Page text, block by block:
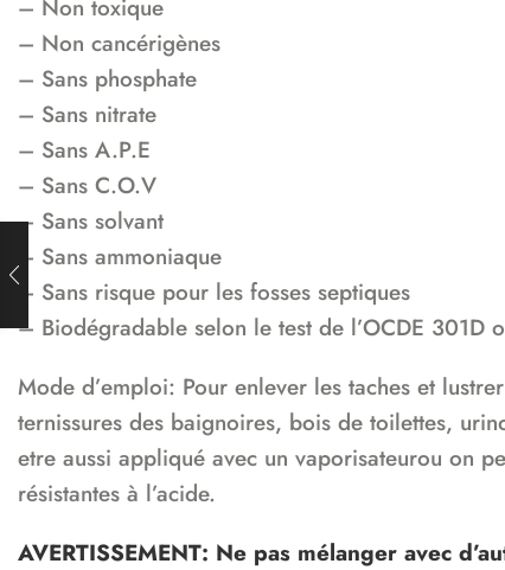
– Non toxique
– Non cancérigènes
– Sans phosphate
– Sans nitrate
– Sans A.P.E
– Sans C.O.V
– Sans solvant
– Sans ammoniaque
– Sans risque pour les fosses septiques
– Biodégradable selon le test de l’OCDE 301D
Mode d’emploi: Pour enlever les taches et
ternissures des baignoires, bois de toilettes,
etre aussi appliqué avec un vaporisateurou on
résistantes à l’acide.
AVERTISSEMENT: Ne pas mélanger avec